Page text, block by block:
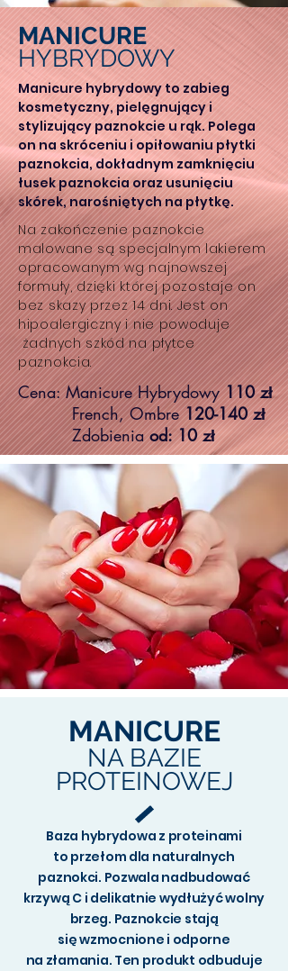
MANICURE
HYBRYDOWY
Manicure hybrydowy to zabieg
kosmetyczny, pielęgnujący i
stylizujący paznokcie u rąk. Polega
on na skróceniu i opiłowaniu płytki
paznokcia, dokładnym zamknięciu
łusek paznokcia oraz usunięciu
skórek, narośniętych na płytkę.
Na zakończenie paznokcie
malowane są specjalnym lakierem
opracowanym wg najnowszej
formuły, dzięki której pozostaje on
bez skazy przez 14 dni. Jest on
hipoalergiczny i nie powoduje
żadnych szkód na płytce
paznokcia.
Cena: Manicure Hybrydowy110 zł
French, Ombre120-140 zł
Zdobieniaod: 10 zł
MANICURE
NA BAZIE
PROTEINOWEJ
Baza hybrydowa z proteinami
to przełom dla naturalnych
paznokci. Pozwala nadbudować
krzywą C i delikatnie wydłużyć wolny
brzeg. Paznokcie stają
się wzmocnione i odporne
na złamania. Ten produkt odbuduje